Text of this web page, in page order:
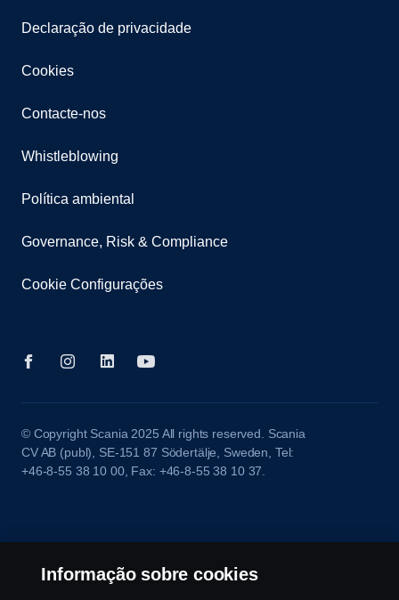
Declaração de privacidade
Cookies
Contacte-nos
Whistleblowing
Política ambiental
Governance, Risk & Compliance
Cookie Configurações
© Copyright Scania 2025 All rights reserved. Scania
CV AB (publ), SE-151 87 Södertälje, Sweden, Tel:
+46-8-55 38 10 00, Fax: +46-8-55 38 10 37.
Informação sobre cookies